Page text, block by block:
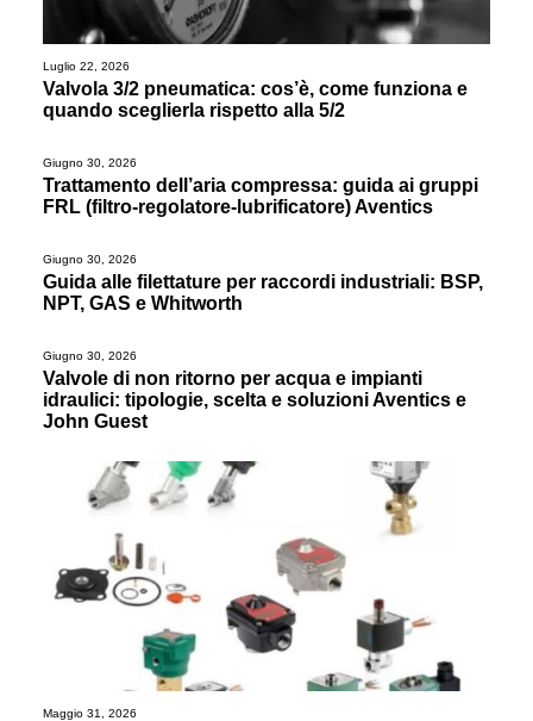
Luglio 22, 2026
Valvola 3/2 pneumatica: cos’è, come funziona e
quando sceglierla rispetto alla 5/2
Giugno 30, 2026
Trattamento dell’aria compressa: guida ai gruppi
FRL (filtro-regolatore-lubrificatore) Aventics
Giugno 30, 2026
Guida alle filettature per raccordi industriali: BSP,
NPT, GAS e Whitworth
Giugno 30, 2026
Valvole di non ritorno per acqua e impianti
idraulici: tipologie, scelta e soluzioni Aventics e
John Guest
Maggio 31, 2026